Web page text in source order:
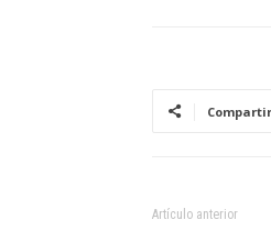
Compartir
Artículo anterior